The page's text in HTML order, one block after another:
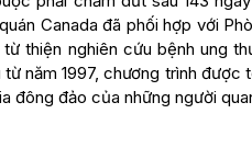
Canada đã phối hợp với
thiện nghiên cứu bệnh ung
năm 1997, chương trình
đông đảo của những người